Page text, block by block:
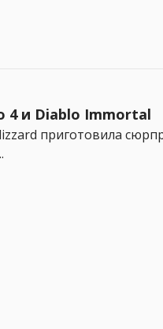
4 и Diablo Immortal
приготовила